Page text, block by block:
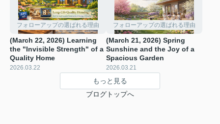
フォローアップの選ばれる理由
(March 22, 2026) Learning
the "Invisible Strength" of a
Quality Home
2026.03.22
フォローアップの選ばれる理由
(March 21, 2026) Spring
Sunshine and the Joy of a
Spacious Garden
2026.03.21
もっと見る
ブログトップへ